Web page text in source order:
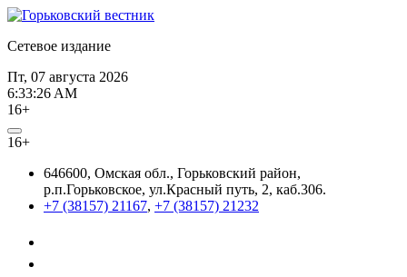
Сетевое издание
Пт, 07 августа 2026
6:33:27 AM
16+
16+
646600, Омская обл., Горьковский район,
р.п.Горьковское, ул.Красный путь, 2, каб.306.
+7 (38157) 21167, +7 (38157) 21232